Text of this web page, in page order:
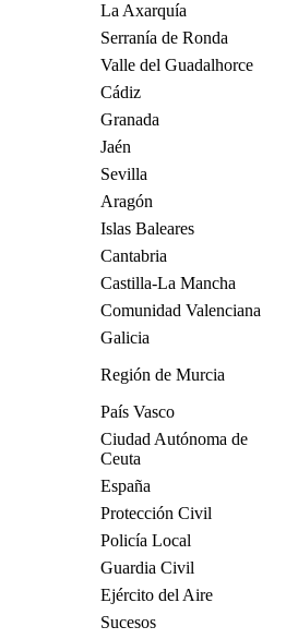
La Axarquía
Serranía de Ronda
Valle del Guadalhorce
Cádiz
Granada
Jaén
Sevilla
Aragón
Islas Baleares
Cantabria
Castilla-La Mancha
Comunidad Valenciana
Galicia
Región de Murcia
País Vasco
Ciudad Autónoma de
Ceuta
España
Protección Civil
Policía Local
Guardia Civil
Ejército del Aire
Sucesos